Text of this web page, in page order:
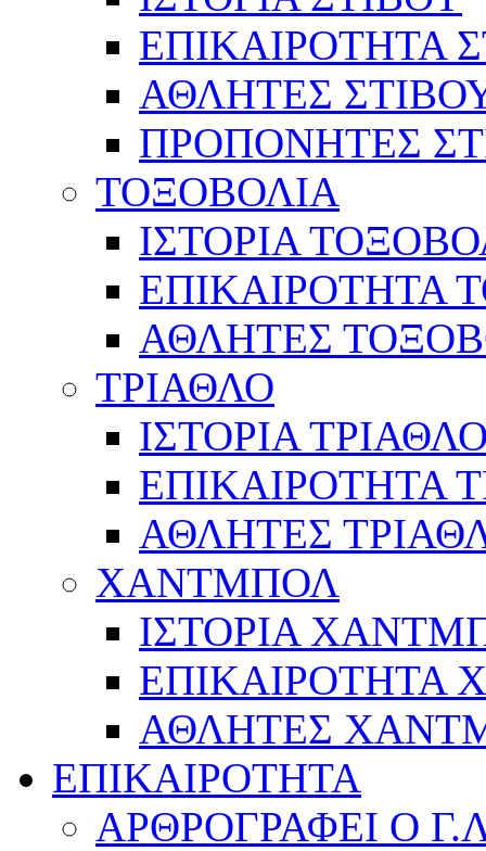
ΕΠΙΚΑΙΡΟΤΗΤΑ
ΑΘΛΗΤΕΣ
ΠΡΟΠΟΝΗΤΕΣ
ΤΟΞΟΒΟΛΙΑ
ΙΣΤΟΡΙΑ
ΕΠΙΚΑΙΡΟΤΗΤΑ
ΑΘΛΗΤΕΣ
ΤΡΙΑΘΛΟ
ΙΣΤΟΡΙΑ
ΕΠΙΚΑΙΡΟΤΗΤΑ
ΑΘΛΗΤΕΣ
ΧΑΝΤΜΠΟΛ
ΙΣΤΟΡΙΑ
ΕΠΙΚΑΙΡΟΤΗΤΑ
ΑΘΛΗΤΕΣ
ΕΠΙΚΑΙΡΟΤΗΤΑ
ΑΡΘΡΟΓΡΑΦΕΙ Ο